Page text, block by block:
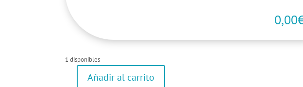
0,00
1 disponibles
Añadir al carrito